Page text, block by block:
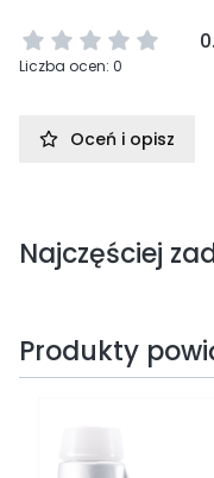
Liczba ocen: 0
Oceń i opisz
Najczęściej
Produkty